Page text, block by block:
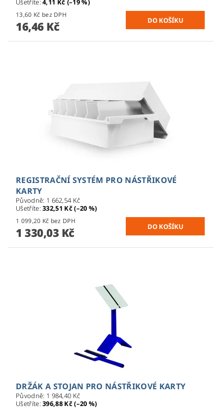
Ušetříte:4,11 Kč (–19 %)
13,60 Kč bez DPH
16,46 Kč
REGISTRAČNÍ SYSTÉM PRO NÁSTŘIKOVÉ
KARTY
Původně: 1 662,54 Kč
Ušetříte:332,51 Kč (–20 %)
1 099,20 Kč bez DPH
1 330,03 Kč
DRŽÁK A STOJAN PRO NÁSTŘIKOVÉ KARTY
Původně: 1 984,40 Kč
Ušetříte:396,88 Kč (–20 %)